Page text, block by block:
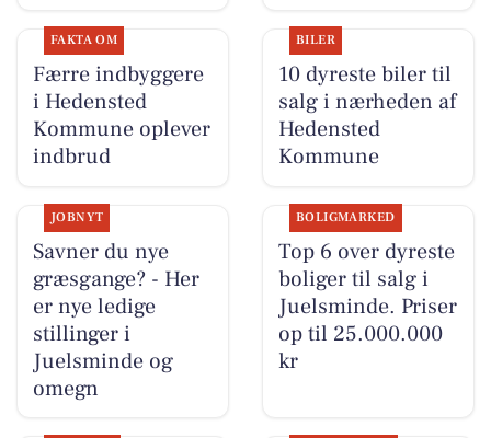
FAKTA OM
Færre indbyggere
i Hedensted
Kommune oplever
indbrud
BILER
10 dyreste biler til
salg i nærheden af
Hedensted
Kommune
JOBNYT
Savner du nye
græsgange? - Her
er nye ledige
stillinger i
Juelsminde og
omegn
BOLIGMARKED
Top 6 over dyreste
boliger til salg i
Juelsminde. Priser
op til 25.000.000
kr